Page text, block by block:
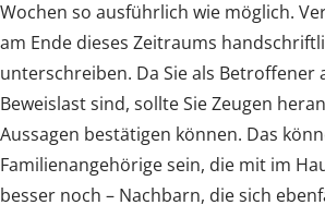
Wochen so ausführlich wie möglich.
am Ende dieses Zeitraums
unterschreiben. Da Sie als Betroffener
Beweislast sind, sollte Sie Zeugen
Aussagen bestätigen können. Das
Familienangehörige sein, die mit im
besser noch – Nachbarn, die sich